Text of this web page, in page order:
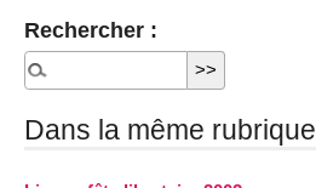
Rechercher :
Dans la même rubrique